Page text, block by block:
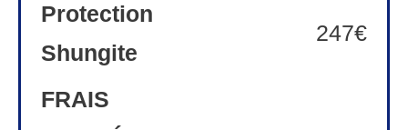
Protection
Shungite
247€
FRAIS